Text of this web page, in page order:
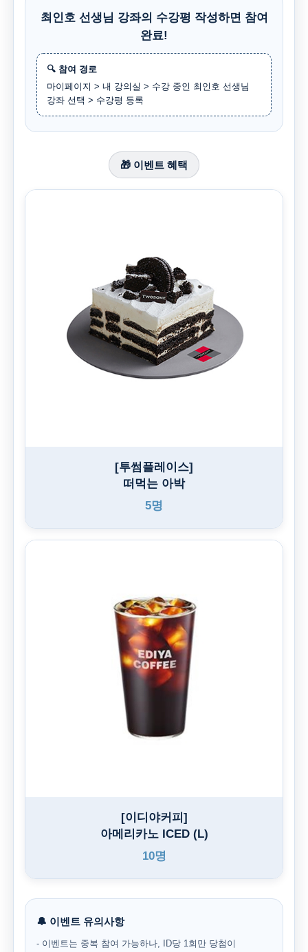
최인호 선생님 강좌의 수강평 작성하면 참여
완료!
🔍 참여 경로
마이페이지 > 내 강의실 > 수강 중인 최인호 선생님
강좌 선택 > 수강평 등록
🎁 이벤트 혜택
[투썸플레이스]
떠먹는 아박
5명
[이디야커피]
아메리카노 ICED (L)
10명
🔔 이벤트 유의사항
- 이벤트는 중복 참여 가능하나, ID당 1회만 당첨이